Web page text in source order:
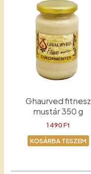
Ghaurved fitnesz
mustár 350 g
1 490Ft
KOSÁRBA TESZEM